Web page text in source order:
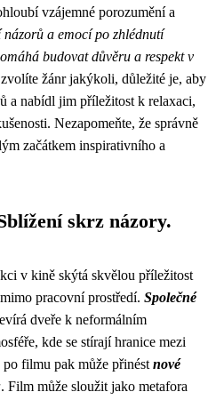
vzájemné porozumění a
názorů a emocí po zhlédnutí
budovat důvěru a respekt v
žánr jakýkoli, důležité je, aby
a nabídl jim příležitost k relaxaci,
Nezapomeňte, že správně
začátkem inspirativního a
skrz názory.
v kině skýtá skvělou příležitost
pracovní prostředí. Společné
dveře k neformálním
kde se stírají hranice mezi
filmu pak může přinést nové
. Film může sloužit jako metafora